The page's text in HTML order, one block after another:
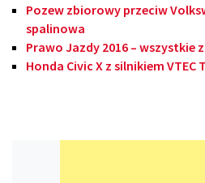
Pozew zbiorowy przeciw
spalinowa
Prawo Jazdy 2016 – wszystkie
Honda Civic X z silnikiem VTEC